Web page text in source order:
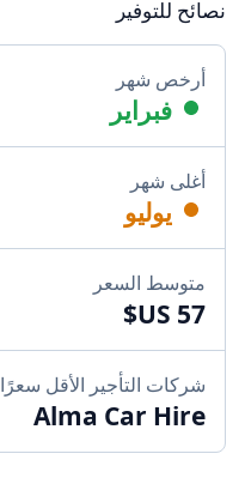
نصائح للتوفير
أرخص شهر
فبراير
أغلى شهر
يوليو
متوسط السعر
شركات التأجير الأقل سعرًا
Alma Car Hire